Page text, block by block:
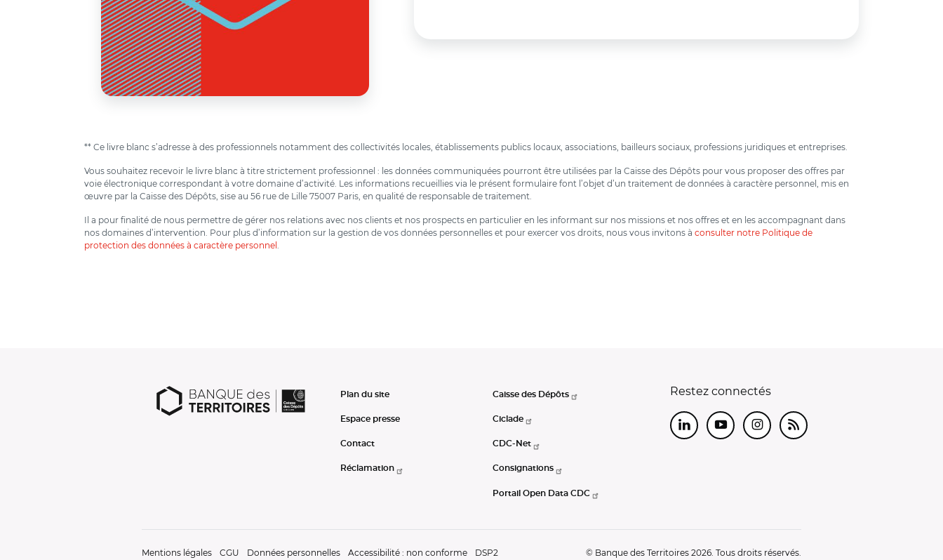
** Ce livre blanc s’adresse à des professionnels notamment des collectivités locales, établissements publics locaux, associations, bailleurs sociaux, professions juridiques et entreprises.
Vous souhaitez recevoir le livre blanc à titre strictement professionnel : les données communiquées pourront être utilisées par la Caisse des Dépôts pour vous proposer des offres par
voie électronique correspondant à votre domaine d’activité. Les informations recueillies via le présent formulaire font l’objet d’un traitement de données à caractère personnel, mis en
œuvre par la Caisse des Dépôts, sise au 56 rue de Lille 75007 Paris, en qualité de responsable de traitement.
Il a pour finalité de nous permettre de gérer nos relations avec nos clients et nos prospects en particulier en les informant sur nos missions et nos offres et en les accompagnant dans
nos domaines d’intervention. Pour plus d’information sur la gestion de vos données personnelles et pour exercer vos droits, nous vous invitons à consulter notre Politique de
protection des données à caractère personnel
Plan du site
Espace presse
Contact
Réclamation
Caisse des Dépôts
Ciclade
CDC-Net
Consignations
Portail Open Data CDC
Restez connectés
LinkedInYoutubeInstagram
RSS
Mentions légales CGU Données personnelles Accessibilité : non conforme DSP2 © Banque des Territoires 2026. Tous droits réservés.